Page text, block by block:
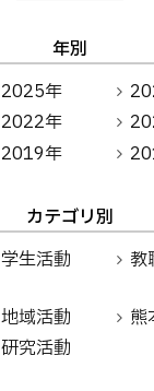
年別
2025年
2022年
2019年
カテゴリ別
学生活動 教
地域活動
熊
研究活動